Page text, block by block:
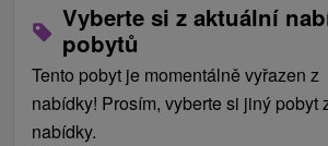
Vyberte si z aktuální
pobytů
Tento pobyt je momentálně vyřazen z
nabídky! Prosím, vyberte si jiný pobyt
nabídky.